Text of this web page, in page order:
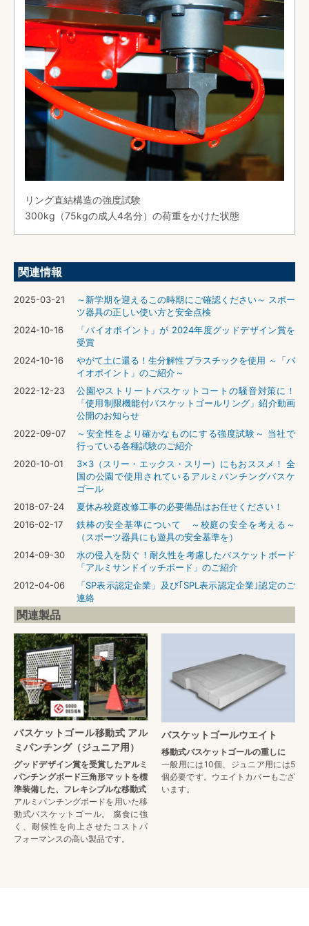
リング直結構造の強度試験
300kg（75kgの成人4名分）の荷重をかけた状態
関連情報
2025-03-21
～新学期を迎えるこの時期にご確認ください～ スポー
ツ器具の正しい使い方と安全点検
2024-10-16
「バイオポイント」が 2024年度グッドデザイン賞を
受賞
2024-10-16
やがて土に還る！生分解性プラスチックを使用 ～「バ
イオポイント」のご紹介～
2022-12-23
公園やストリートバスケットコートの騒音対策に！
「使用制限機能付バスケットゴールリング」紹介動画
公開のお知らせ
2022-09-07
～安全性をより確かなものにする強度試験～ 当社で
行っている各種試験のご紹介
2020-10-01
3x3（スリー・エックス・スリー）にもおススメ！ 全
国の公園で使用されているアルミパンチングバスケ
ゴール
2018-07-24
夏休み校庭改修工事の必要備品はお任せください！
2016-02-17
鉄棒の安全基準について ～校庭の安全を考える～
（スポーツ器具にも遊具の安全基準を）
2014-09-30
水の侵入を防ぐ！耐久性を考慮したバスケットボード
「アルミサンドイッチボード」のご紹介
2012-04-06
「SP表示認定企業」及び｢SPL表示認定企業｣認定のご
連絡
関連製品
バスケットゴール移動式 アル
ミパンチング（ジュニア用）
グッドデザイン賞を受賞したアルミ
パンチングボード三角形マットを標
準装備した、フレキシブルな移動式
アルミパンチングボードを用いた移
動式バスケットゴール。 腐食に強
く、耐候性を向上させたコストパ
フォーマンスの高い製品です。
バスケットゴールウエイト
移動式バスケットゴールの重しに
一般用には10個、ジュニア用には5
個必要です。ウエイトカバーもござ
います。